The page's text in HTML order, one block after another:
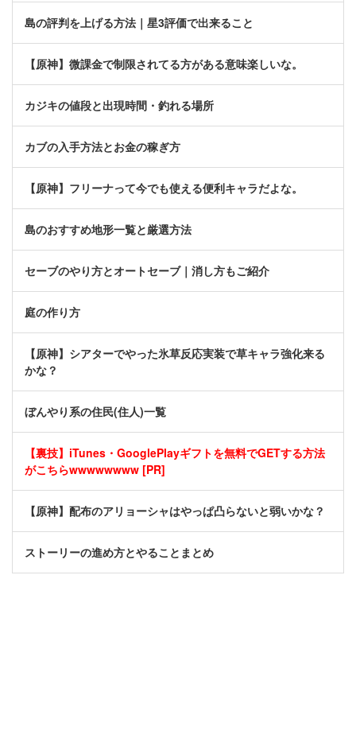
島の評判を上げる方法｜星3評価で出来ること
【原神】微課金で制限されてる方がある意味楽しいな。
カジキの値段と出現時間・釣れる場所
カブの入手方法とお金の稼ぎ方
【原神】フリーナって今でも使える便利キャラだよな。
島のおすすめ地形一覧と厳選方法
セーブのやり方とオートセーブ｜消し方もご紹介
庭の作り方
【原神】シアターでやった氷草反応実装で草キャラ強化来る
かな？
ぼんやり系の住民(住人)一覧
【裏技】iTunes・GooglePlayギフトを無料でGETする方法
がこちらwwwwwwww [PR]
【原神】配布のアリョーシャはやっぱ凸らないと弱いかな？
ストーリーの進め方とやることまとめ